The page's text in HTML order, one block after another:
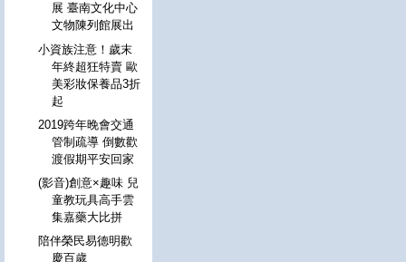
展 臺南文化中心
文物陳列館展出
小資族注意！歲末
年終超狂特賣 歐
美彩妝保養品3折
起
2019跨年晚會交通
管制疏導 倒數歡
渡假期平安回家
(影音)創意×趣味 兒
童教玩具高手雲
集嘉藥大比拼
陪伴榮民易德明歡
慶百歲